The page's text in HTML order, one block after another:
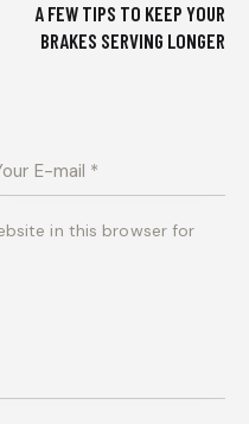
A FEW TIPS TO KEEP YOUR
BRAKES SERVING LONGER
in this browser for